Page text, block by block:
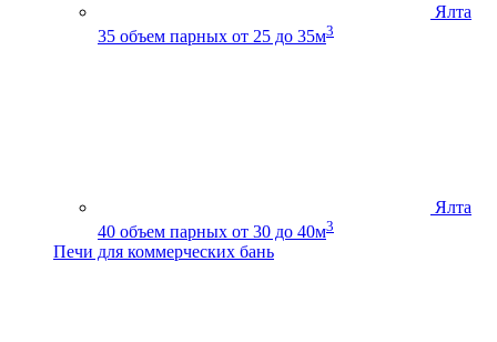
Ялта
35 объем парных от 25 до 35м3
Ялта
40 объем парных от 30 до 40м3
Печи для коммерческих бань